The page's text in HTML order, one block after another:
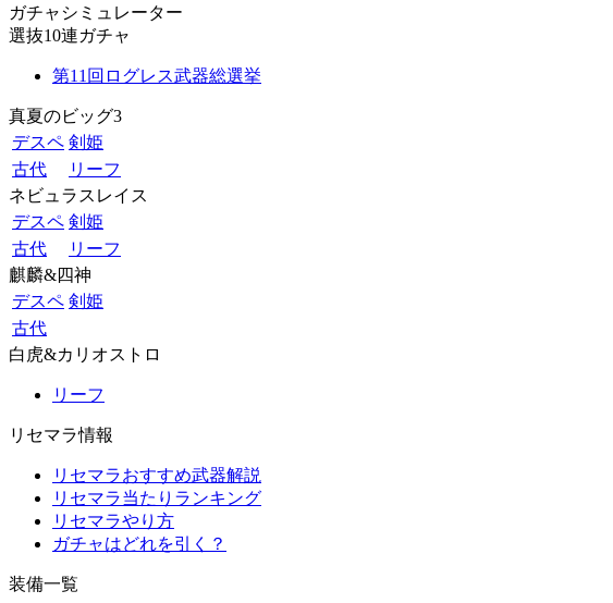
ガチャシミュレーター
選抜10連ガチャ
第11回ログレス武器総選挙
真夏のビッグ3
デスペ 剣姫
古代
リーフ
ネビュラスレイス
デスペ 剣姫
古代
リーフ
麒麟&四神
デスペ 剣姫
古代
白虎&カリオストロ
リーフ
リセマラ情報
リセマラおすすめ武器解説
リセマラ当たりランキング
リセマラやり方
ガチャはどれを引く？
装備一覧